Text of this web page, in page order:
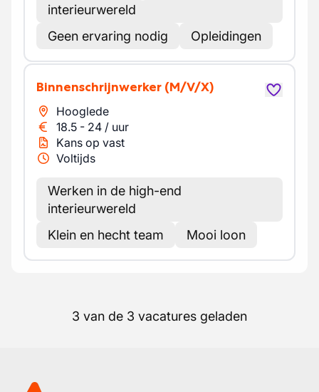
interieurwereld
Geen ervaring nodig
Opleidingen
Binnenschrijnwerker (M/V/X)
Hooglede
18.5 - 24 / uur
Kans op vast
Voltijds
Werken in de high-end
interieurwereld
Klein en hecht team
Mooi loon
3 van de 3 vacatures geladen